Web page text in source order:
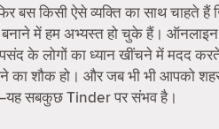
किसी ऐसे व्यक्ति का साथ चाहते हैं
में हम अभ्यस्त हो चुके हैं।
के लोगों का ध्यान खींचने में मदद
शौक हो। और जब भी भी आपको शहर से
सबकुछ Tinder पर संभव है।